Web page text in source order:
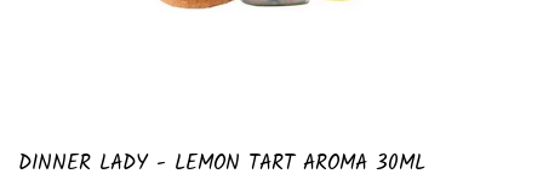
DINNER LADY - LEMON TART AROMA 30ML